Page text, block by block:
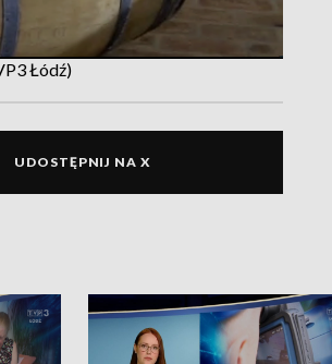
Łódź)
UDOSTĘPNIJ NA X